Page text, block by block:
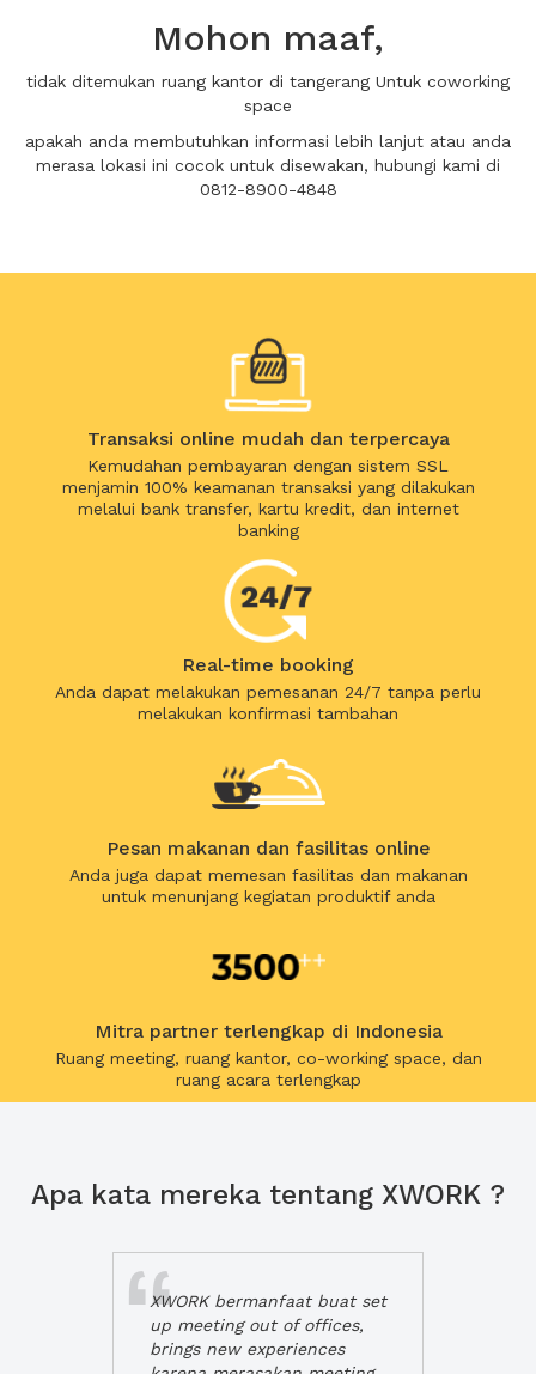
Mohon maaf,
tidak ditemukan ruang kantor di tangerang Untuk coworking
space
apakah anda membutuhkan informasi lebih lanjut atau anda
merasa lokasi ini cocok untuk disewakan, hubungi kami di
0812-8900-4848
Transaksi online mudah dan terpercaya
Kemudahan pembayaran dengan sistem SSL
menjamin 100% keamanan transaksi yang dilakukan
melalui bank transfer, kartu kredit, dan internet
banking
Real-time booking
Anda dapat melakukan pemesanan 24/7 tanpa perlu
melakukan konfirmasi tambahan
Pesan makanan dan fasilitas online
Anda juga dapat memesan fasilitas dan makanan
untuk menunjang kegiatan produktif anda
Mitra partner terlengkap di Indonesia
Ruang meeting, ruang kantor, co-working space, dan
ruang acara terlengkap
Apa kata mereka tentang XWORK ?
XWORK bermanfaat buat set
up meeting out of offices,
brings new experiences